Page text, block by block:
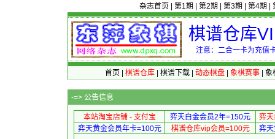
杂志首页 第1期 第2期 第3期 第4期
棋谱仓库
注意：二合一卡为充值
首页 棋谱仓库| 棋谱下载| 动态棋盘| 象棋赛事| 象
-=> 公告信息
本站淘宝店铺 - 支付宝 弈天白金会员2年=150元
弈
弈天黄金会员年卡=100元
棋谱仓库vip会员=100元 弈